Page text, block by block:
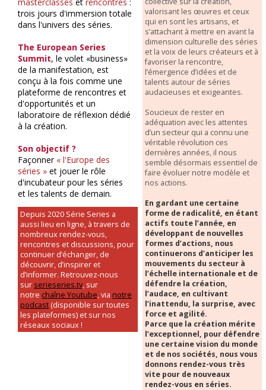
trois jours d'immersion totale
dans l'univers des séries.
The European Series
Summit, le volet «business»
de la manifestation, est
conçu à la fois comme une
plateforme de rencontres et
d'opportunités et un
laboratoire de réflexion dédié
à la création.
Son objectif ?
Façonner « l'Europe des
séries » et jouer le rôle
d'incubateur pour les séries
et les talents de demain.
Depuis 2020 Série Series a
aussi lieu en ligne, à travers de
nombreux rendez-vous,
rencontres et discussions, pour
continuer d’échanger, de
découvrir, d’inspirer et
d’informer. Retrouvez-nous
sur serieseries.tv, sur
notre chaîne Youtube, vianotre
podcast (disponible sur toutes
les plateformes) et sur nos
réseaux sociaux !
valorisant les œuvres et ceux
qui en sont les artisans, et
s’attachant à mettre en avant la
dimension culturelle des séries
et la voix de leurs créateurs et à
favoriser la rencontre,
l’émergence d’idées et de
talents autour de séries
audacieuses et exigeantes.
Soucieux de rester en
adéquation avec les attentes
d’un secteur qui a connu une
véritable révolution ces
dernières années, il nous
semble désormais essentiel de
faire évoluer notre modèle et
nos actions.
En gardant une certaine
forme de radicalité, en étant
actifs toute l’année, en
développant de nouvelles
formes d’actions, nous
continuerons d’anticiper les
mouvements du secteur à
l’échelle internationale et de
défendre la création,
l’audace, en cultivant
l’inattendu, la surprise, avec
force et agilité.
Parce que la création mérite
l’exceptionnel, pour défendre
une certaine vision du monde
et de nos sociétés, nous vous
donnons rendez-vous très
vite pour de nouveaux
rendez-vous en séries.